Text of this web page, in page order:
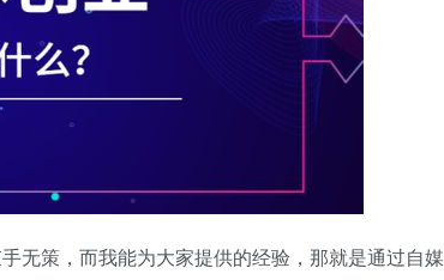
无策，而我能为大家提供的经验，那就是通过自媒